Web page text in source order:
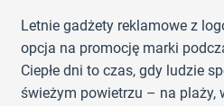
Letnie gadżety reklamowe z
opcja na promocję marki
Ciepłe dni to czas, gdy ludzie
świeżym powietrzu – na plaży,